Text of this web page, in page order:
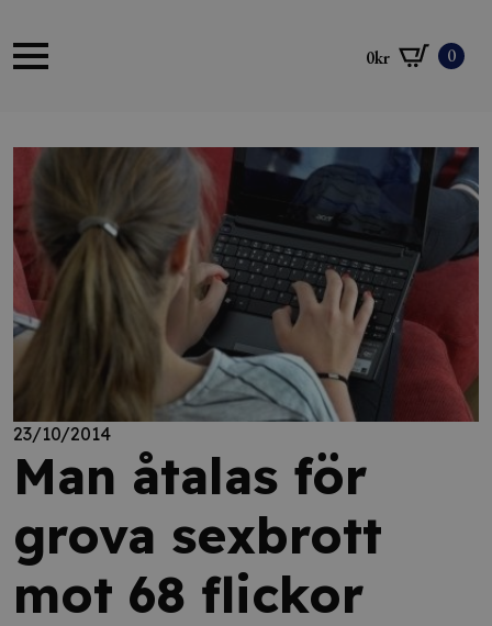
0kr 0
23/10/2014
Man åtalas för
grova sexbrott
mot 68 flickor